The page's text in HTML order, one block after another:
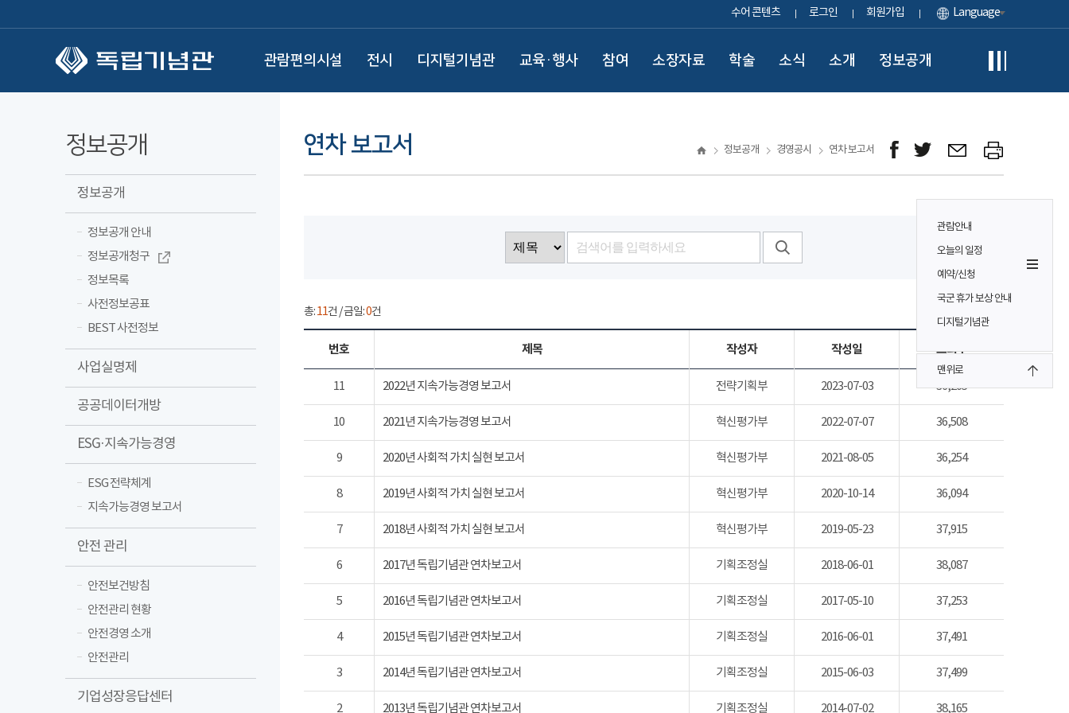
수어 콘텐츠 로그인 회원가입 Language
관람편의시설 전시 디지털기념관 교육·행사 참여 소장자료 학술 소식 소개 정보공개
관람안내
오늘의 일정
예약/신청
국군 휴가 보상 안내
디지털기념관
맨위로
정보공개
정보공개
정보공개 안내
정보공개청구
정보목록
사전정보공표
BEST 사전정보
사업실명제
공공데이터개방
ESG·지속가능경영
ESG 전략체계
지속가능경영 보고서
안전 관리
안전보건방침
안전관리 현황
안전경영 소개
안전관리
기업성장응답센터
연차 보고서 정보공개 경영공시 연차 보고서
총:11건 / 금일:0건
번호 제목 작성자 작성일 조회수
11 2022년 지속가능경영 보고서 전략기획부 2023-07-03 36,205
10 2021년 지속가능경영 보고서 혁신평가부 2022-07-07 36,508
9 2020년 사회적 가치 실현 보고서 혁신평가부 2021-08-05 36,254
8 2019년 사회적 가치 실현 보고서 혁신평가부 2020-10-14 36,094
7 2018년 사회적 가치 실현 보고서 혁신평가부 2019-05-23 37,915
6 2017년 독립기념관 연차보고서 기획조정실 2018-06-01 38,087
5 2016년 독립기념관 연차보고서 기획조정실 2017-05-10 37,253
4 2015년 독립기념관 연차보고서 기획조정실 2016-06-01 37,491
3 2014년 독립기념관 연차보고서 기획조정실 2015-06-03 37,499
2 2013년 독립기념관 연차보고서 기획조정실 2014-07-02 38,165